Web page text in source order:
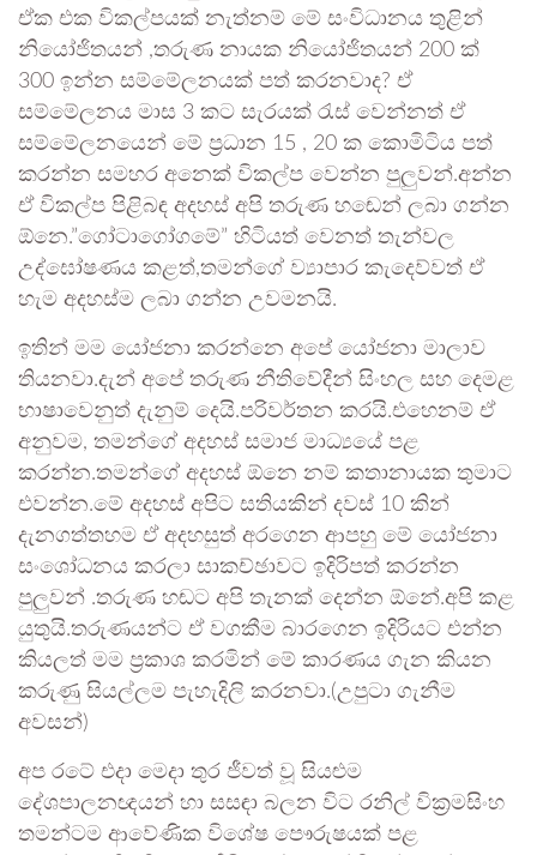
ඒක එක විකල්පයක් නැත්නම් මේ සංවිධානය තුළින්
නියෝජිතයන් ,තරුණ නායක නියෝජිතයන් 200 ක්
300 ඉන්න සම්මේලනයක් පත් කරනවාද? ඒ
සම්මේලනය මාස 3 කට සැරයක් රැස් වෙන්නත් ඒ
සම්මේලනයෙන් මේ ප්‍රධාන 15 , 20 ක කොමිටිය පත්
කරන්න සමහර අනෙක් විකල්ප වෙන්න පුලුවන්.අන්න
ඒ විකල්ප පිළිබඳ අදහස් අපි තරුණ හඬෙන් ලබා ගන්න
ඕනෙ.”ගෝටාගෝගමේ” හිටියත් වෙනත් තැන්වල
උද්ඝෝෂණය කළත්,තමන්ගේ ව්‍යාපාර කැදෙව්වත් ඒ
හැම අදහස්ම ලබා ගන්න උවමනයි.
ඉතින් මම යෝජනා කරන්නෙ අපේ යෝජනා මාලාව
තියනවා.දැන් අපේ තරුණ නීතිවේදීන් සිංහල සහ දෙමළ
භාෂාවෙනුත් දැනුම් දෙයි.පරිවර්තන කරයි.එහෙනම් ඒ
අනුවම, තමන්ගේ අදහස් සමාජ මාධ්‍යයේ පළ
කරන්න.තමන්ගේ අදහස් ඕනෙ නම් කතානායක තුමාට
එවන්න.මේ අදහස් අපිට සතියකින් දවස් 10 කින්
දැනගත්තහම ඒ අදහසුත් අරගෙන ආපහු මේ යෝජනා
සංශෝධනය කරලා සාකච්ඡාවට ඉදිරිපත් කරන්න
පුලුවන් .තරුණ හඬට අපි තැනක් දෙන්න ඕනේ.අපි කළ
යුතුයි.තරුණයන්ට ඒ වගකීම බාරගෙන ඉදිරියට එන්න
කියලත් මම ප්‍රකාශ කරමින් මේ කාරණය ගැන කියන
කරුණු සියල්ලම පැහැදිලි කරනවා.(උපුටා ගැනීම
අවසන්)
අප රටේ එදා මෙදා තුර ජීවත් වූ සියළුම
දේශපාලනඥයන් හා සසඳා බලන විට රනිල් වික්‍රමසිංහ
තමන්ටම ආවේණික විශේෂ පෞරුෂයක් පළ